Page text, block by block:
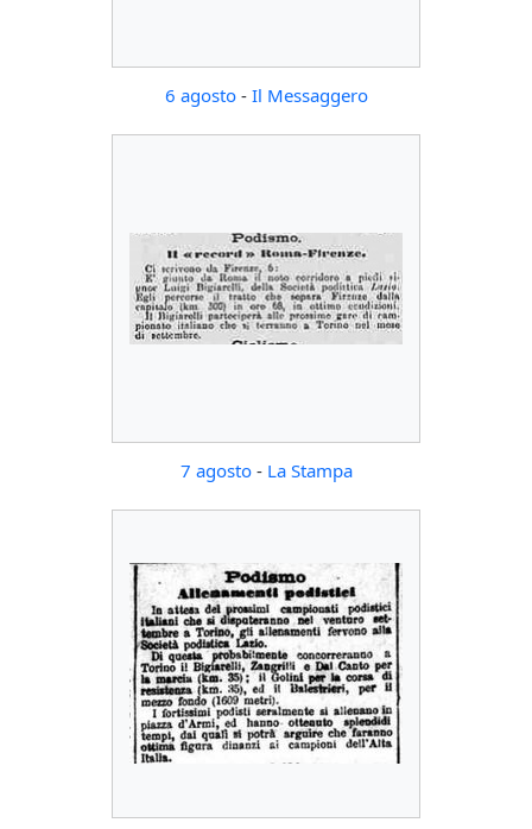
6 agosto- Il Messaggero
7 agosto- La Stampa